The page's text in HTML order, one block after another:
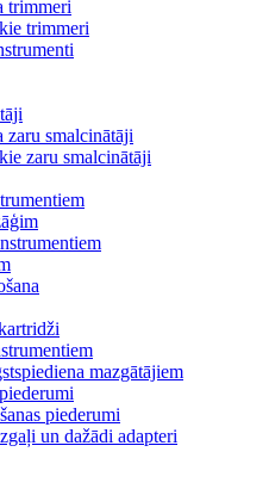
trimmeri
trimmeri
zaru smalcinātāji
zaru smalcinātāji
mazgātājiem
piederumi
un dažādi adapteri